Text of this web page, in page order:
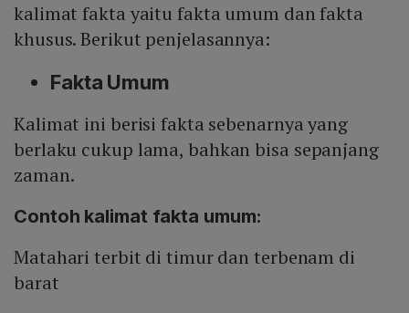
kalimat fakta yaitu fakta umum dan fakta
khusus. Berikut penjelasannya:
Fakta Umum
Kalimat ini berisi fakta sebenarnya yang
berlaku cukup lama, bahkan bisa sepanjang
zaman.
Contoh kalimat fakta umum:
Matahari terbit di timur dan terbenam di
barat